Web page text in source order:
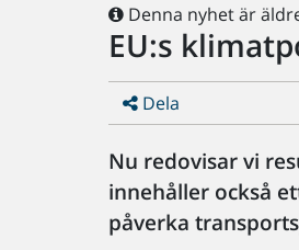
Denna nyhet är
EU:s
Dela
Nu redovisar vi
innehåller också
påverka